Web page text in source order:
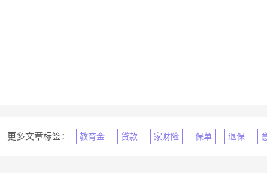
更多文章标签： 教育金 贷款 家财险 保单 退保